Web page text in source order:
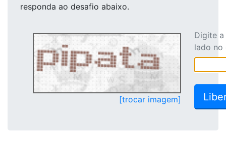
responda ao desafio abaixo.
[trocar imagem]
Digite
lado no